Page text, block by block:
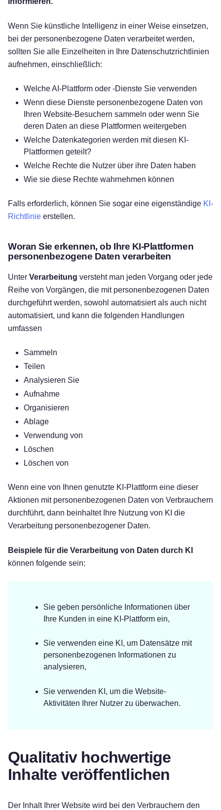
Wenn Sie künstliche Intelligenz in einer Weise einsetzen,
bei der personenbezogene Daten verarbeitet werden,
sollten Sie alle Einzelheiten in Ihre Datenschutzrichtlinien
aufnehmen, einschließlich:
Welche AI-Plattform oder -Dienste Sie verwenden
Wenn diese Dienste personenbezogene Daten von
Ihren Website-Besuchern sammeln oder wenn Sie
deren Daten an diese Plattformen weitergeben
Welche Datenkategorien werden mit diesen KI-
Plattformen geteilt?
Welche Rechte die Nutzer über ihre Daten haben
Wie sie diese Rechte wahrnehmen können
Falls erforderlich, können Sie sogar eine eigenständige KI-
Richtlinie erstellen.
Woran Sie erkennen, ob Ihre KI-Plattformen
personenbezogene Daten verarbeiten
Unter Verarbeitung versteht man jeden Vorgang oder jede
Reihe von Vorgängen, die mit personenbezogenen Daten
durchgeführt werden, sowohl automatisiert als auch nicht
automatisiert, und kann die folgenden Handlungen
umfassen
Sammeln
Teilen
Analysieren Sie
Aufnahme
Organisieren
Ablage
Verwendung von
Löschen
Löschen von
Wenn eine von Ihnen genutzte KI-Plattform eine dieser
Aktionen mit personenbezogenen Daten von Verbrauchern
durchführt, dann beinhaltet Ihre Nutzung von KI die
Verarbeitung personenbezogener Daten.
Beispiele für die Verarbeitung von Daten durch KI
können folgende sein:
Sie geben persönliche Informationen über
Ihre Kunden in eine KI-Plattform ein,
Sie verwenden eine KI, um Datensätze mit
personenbezogenen Informationen zu
analysieren,
Sie verwenden KI, um die Website-
Aktivitäten Ihrer Nutzer zu überwachen.
Qualitativ hochwertige
Inhalte veröffentlichen
Der Inhalt Ihrer Website wird bei den Verbrauchern den